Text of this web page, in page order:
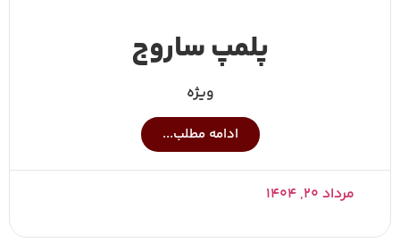
پلمپ ساروج
ویژه
ادامه مطلب...
مرداد ۲۰, ۱۴۰۴